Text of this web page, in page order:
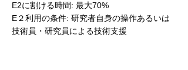
E2に割ける時間: 最大70%
E２利用の条件: 研究者自身の操作あるいは
技術員・研究員による技術支援